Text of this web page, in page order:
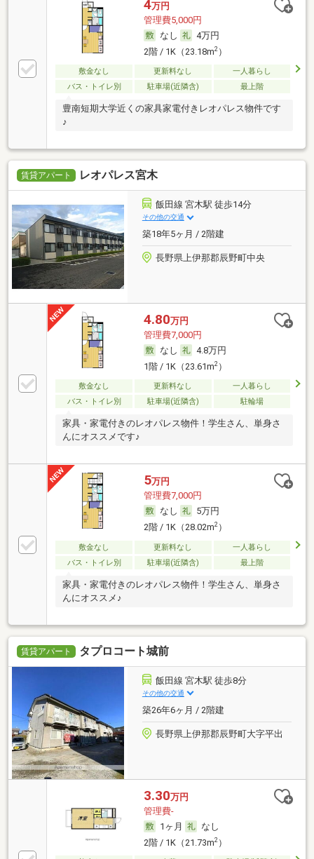
4万円
管理費5,000円
なし
4万円
2階 / 1K（23.18m2）
敷金なし 更新料なし
一人暮らし
バス・トイレ別
駐車場(近隣含) 最上階
豊南短期大学近くの家具家電付きレオパレス物件です
♪
賃貸アパート レオパレス宮木
飯田線 宮木駅 徒歩14分
その他の交通
築18年5ヶ月 / 2階建
長野県上伊那郡辰野町中央
4.80万円
管理費7,000円
なし
4.8万円
1階 / 1K（23.61m2）
敷金なし 更新料なし
一人暮らし
バス・トイレ別
駐車場(近隣含) 駐輪場
家具・家電付きのレオパレス物件！学生さん、単身さ
んにオススメです♪
5万円
管理費7,000円
なし
5万円
2階 / 1K（28.02m2）
敷金なし 更新料なし
一人暮らし
バス・トイレ別
駐車場(近隣含) 最上階
家具・家電付きのレオパレス物件！学生さん、単身さ
んにオススメ♪
賃貸アパート タプロコート城前
飯田線 宮木駅 徒歩8分
その他の交通
築26年6ヶ月 / 2階建
長野県上伊那郡辰野町大字平出
3.30万円
管理費-
1ヶ月
なし
2階 / 1K（21.73m2）